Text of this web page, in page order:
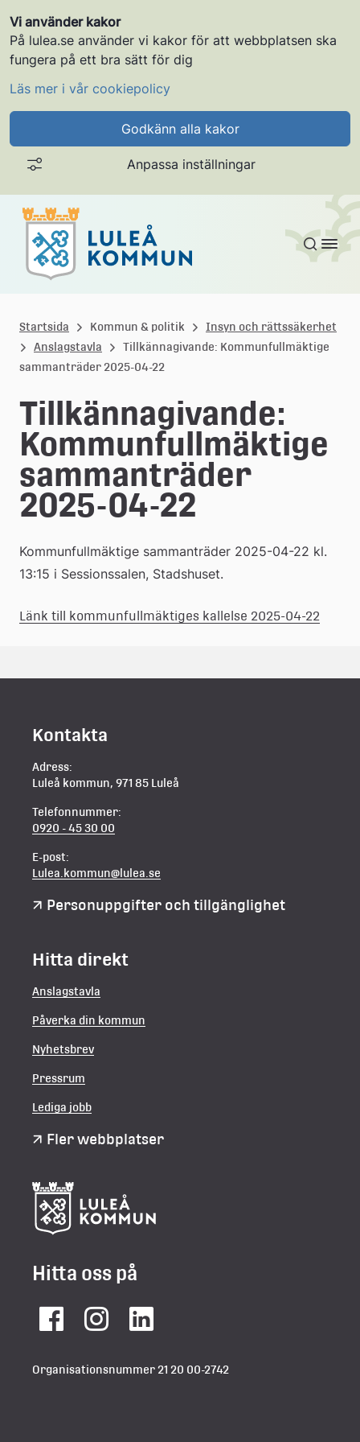
Vi använder kakor
På lulea.se använder vi kakor för att webbplatsen ska
fungera på ett bra sätt för dig
Läs mer i vår cookiepolicy
Godkänn alla kakor
Anpassa inställningar
Gå till innehållet
u
l
e
å
k
o
m
m
u
n
Startsida Kommun & politik
Insyn och rättssäkerhet
Anslagstavla
Tillkännagivande: Kommunfullmäktige
sammanträder 2025-04-22
Tillkännagivande:
Kommunfullmäktige
sammanträder
2025-04-22
Kommunfullmäktige sammanträder 2025-04-22 kl.
13:15 i Sessionssalen, Stadshuset.
Länk till kommunfullmäktiges kallelse 2025-04-22
Kontakta
Adress:
Luleå kommun, 971 85 Luleå
Telefonnummer:
0920 - 45 30 00
E-post:
Lulea.kommun@lulea.se
Personuppgifter och tillgänglighet
Hitta direkt
Anslagstavla
Påverka din kommun
Nyhetsbrev
Pressrum
Lediga jobb
Fler webbplatser
Hitta oss på
FacebookInstagramLinkedIn
Organisationsnummer 21 20 00-2742